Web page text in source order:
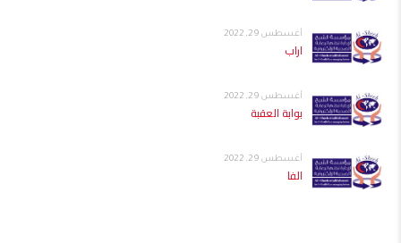
أغسطس 29, 2022
اراب
أغسطس 29, 2022
بوابة العقبة
أغسطس 29, 2022
الفا